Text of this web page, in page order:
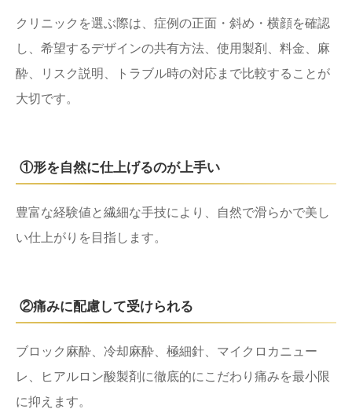
クリニックを選ぶ際は、症例の正面・斜め・横顔を確認
し、希望するデザインの共有方法、使用製剤、料金、麻
酔、リスク説明、トラブル時の対応まで比較することが
大切です。
①形を自然に仕上げるのが上手い
豊富な経験値と繊細な手技により、自然で滑らかで美し
い仕上がりを目指します。
②痛みに配慮して受けられる
ブロック麻酔、冷却麻酔、極細針、マイクロカニュー
レ、ヒアルロン酸製剤に徹底的にこだわり痛みを最小限
に抑えます。